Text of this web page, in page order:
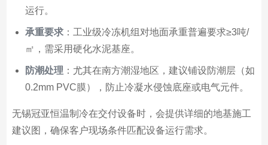
运行。
承重要求：工业级冷冻机组对地面承重普遍要求≥3吨/
㎡，需采用硬化水泥基座。
防潮处理 ：尤其在南方潮湿地区，建议铺设防潮层（如
0.2mm PVC膜），防止冷凝水侵蚀底座或电气元件。
无锡冠亚恒温制冷在交付设备时，会提供详细的地基施工
建议图，确保客户现场条件匹配设备运行需求。